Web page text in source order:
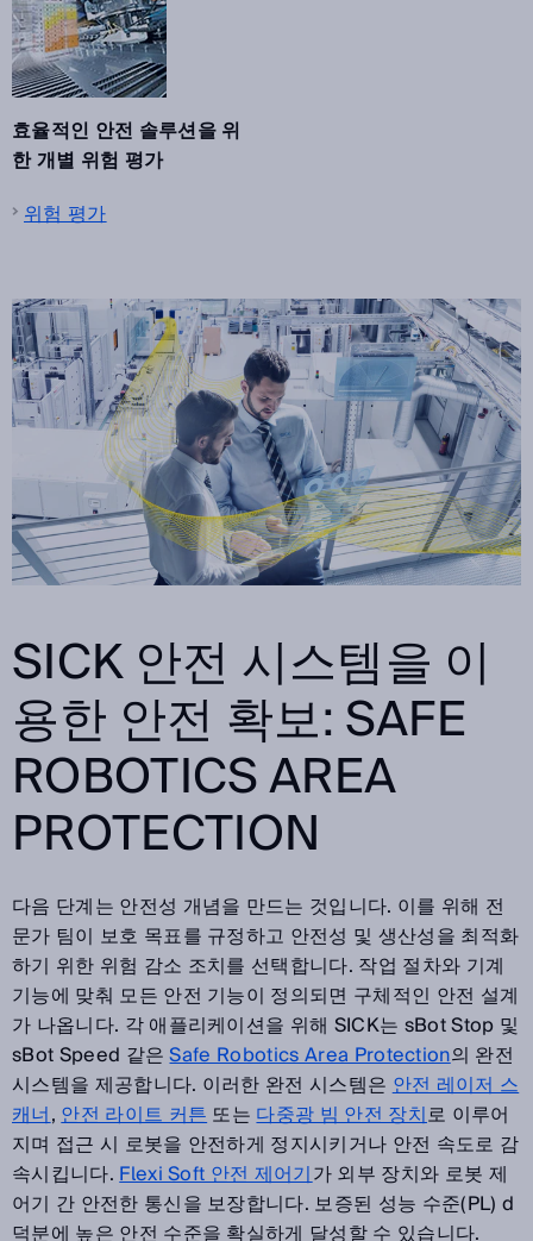
효율적인 안전 솔루션을 위
한 개별 위험 평가
위험 평가
SICK 안전 시스템을 이
용한 안전 확보: SAFE
ROBOTICS AREA
PROTECTION
다음 단계는 안전성 개념을 만드는 것입니다. 이를 위해 전
문가 팀이 보호 목표를 규정하고 안전성 및 생산성을 최적화
하기 위한 위험 감소 조치를 선택합니다. 작업 절차와 기계
기능에 맞춰 모든 안전 기능이 정의되면 구체적인 안전 설계
가 나옵니다. 각 애플리케이션을 위해 SICK는 sBot Stop 및
sBot Speed 같은Safe Robotics Area Protection의 완전
시스템을 제공합니다. 이러한 완전 시스템은안전 레이저 스
캐너,안전 라이트 커튼또는다중광 빔 안전 장치로 이루어
지며 접근 시 로봇을 안전하게 정지시키거나 안전 속도로 감
속시킵니다.Flexi Soft 안전 제어기가 외부 장치와 로봇 제
어기 간 안전한 통신을 보장합니다. 보증된 성능 수준(PL) d
덕분에 높은 안전 수준을 확실하게 달성할 수 있습니다.